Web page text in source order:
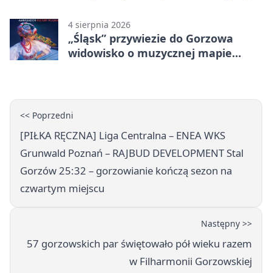
4 sierpnia 2026
„Śląsk” przywiezie do Gorzowa
widowisko o muzycznej mapie
<< Poprzedni
[PIŁKA RĘCZNA] Liga Centralna – ENEA WKS
Grunwald Poznań – RAJBUD DEVELOPMENT Stal
Gorzów 25:32 – gorzowianie kończą sezon na
czwartym miejscu
Następny >>
57 gorzowskich par świętowało pół wieku razem
w Filharmonii Gorzowskiej